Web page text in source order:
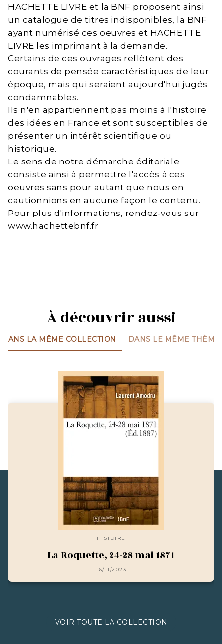
HACHETTE LIVRE et la BNF proposent ainsi
un catalogue de titres indisponibles, la BNF
ayant numérisé ces oeuvres et HACHETTE
LIVRE les imprimant à la demande.
Certains de ces ouvrages reflètent des
courants de pensée caractéristiques de leur
époque, mais qui seraient aujourd'hui jugés
condamnables.
Ils n'en appartiennent pas moins à l'histoire
des idées en France et sont susceptibles de
présenter un intérêt scientifique ou
historique.
Le sens de notre démarche éditoriale
consiste ainsi à permettre l'accès à ces
oeuvres sans pour autant que nous en
cautionnions en aucune façon le contenu.
Pour plus d'informations, rendez-vous sur
www.hachettebnf.fr
À découvrir aussi
DANS LA MÊME COLLECTION DANS LE MÊME THÈME
HISTOIRE
La Roquette, 24-28 mai 1871
16/11/2023
VOIR TOUTE LA COLLECTION